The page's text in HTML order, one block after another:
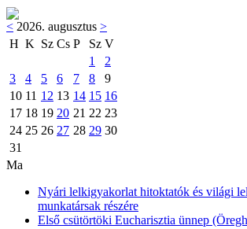
< 2026. augusztus >
H K Sz Cs P Sz V
1
2
3
4 5 6 7 8
9
10 11 12 13 14 15 16
17 18 19 20 21 22 23
24 25 26 27 28 29 30
31
Ma
Nyári lelkigyakorlat hitoktatók és világi
munkatársak részére
Első csütörtöki Eucharisztia ünnep